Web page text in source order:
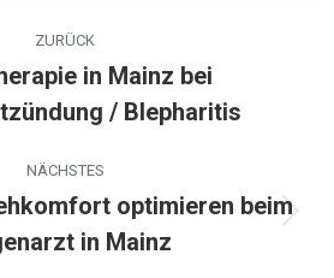
ZURÜCK
Beitrag:
in Mainz bei
/ Blepharitis
NÄCHSTES
Nächster
Beitrag:
optimieren beim
in Mainz